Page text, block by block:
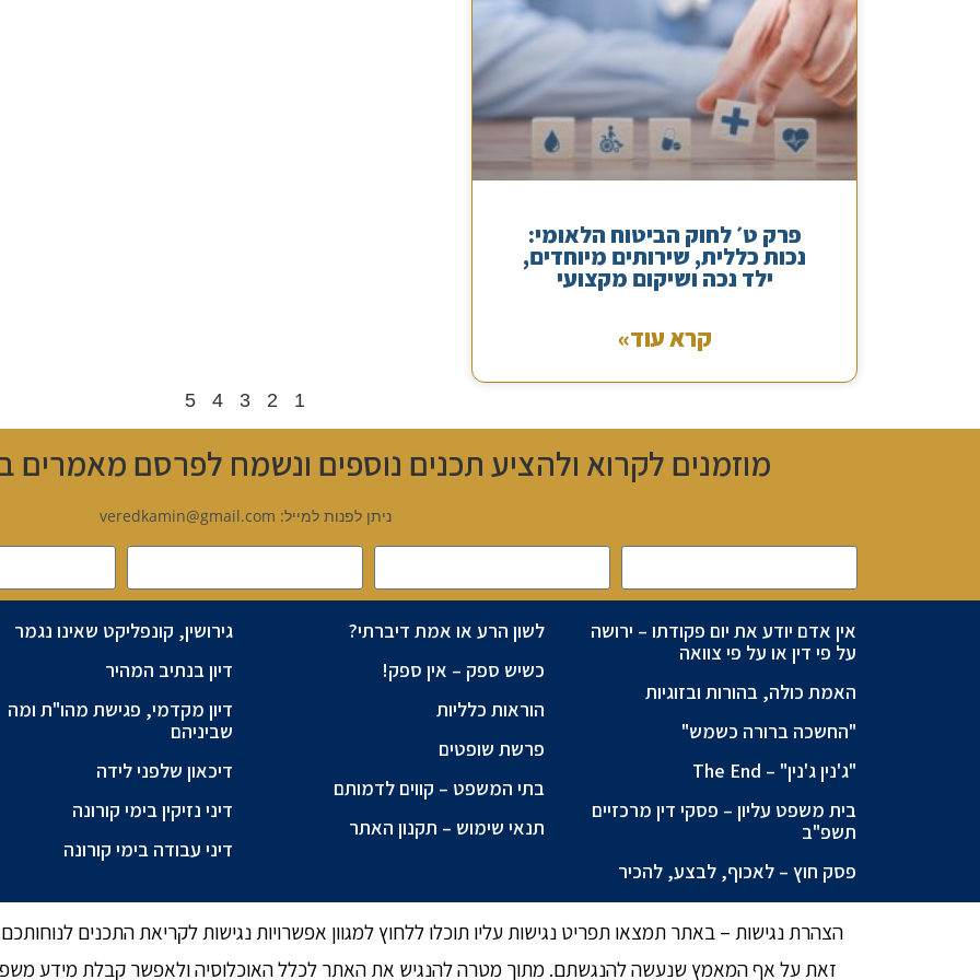
פרק ט׳ לחוק הביטוח הלאומי:
נכות כללית, שירותים מיוחדים,
ילד נכה ושיקום מקצועי
קרא עוד»
1
2
3
4
5
מוזמנים לקרוא ולהציע תכנים נוספים ונשמח לפרסם מאמרים
ניתן לפנות למייל: veredkamin@gmail.com
אין אדם יודע את יום פקודתו – ירושה
על פי דין או על פי צוואה
האמת כולה, בהורות ובזוגיות
"החשכה ברורה כשמש"
"ג'נין ג'נין" – The End
בית משפט עליון – פסקי דין מרכזיים
תשפ"ב
פסק חוץ – לאכוף, לבצע, להכיר
לשון הרע או אמת דיברתי?
כשיש ספק – אין ספק!
הוראות כלליות
פרשת שופטים
בתי המשפט – קווים לדמותם
תנאי שימוש – תקנון האתר
גירושין, קונפליקט שאינו נגמר
דיון בנתיב המהיר
דיון מקדמי, פגישת מהו"ת ומה
שביניהם
דיכאון שלפני לידה
דיני נזיקין בימי קורונה
דיני עבודה בימי קורונה
הצהרת נגישות – באתר תמצאו תפריט נגישות עליו תוכלו ללחוץ למגוון אפשרויות נגישות לקריאת התכנים
זאת על אף המאמץ שנעשה להנגשתם. מתוך מטרה להנגיש את האתר לכלל האוכלוסיה ולאפשר קבלת מידע